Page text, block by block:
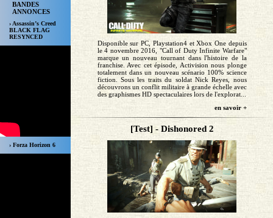
BANDES
ANNONCES
› Assassin’s Creed
BLACK FLAG
RESYNCED
› Forza Horizon 6
Disponible sur PC, Playstation4 et Xbox One depuis
le 4 novembre 2016, "Call of Duty Infinite Warfare"
marque un nouveau tournant dans l'histoire de la
franchise. Avec cet épisode, Activision nous plonge
totalement dans un nouveau scénario 100% science
fiction. Sous les traits du soldat Nick Reyes, nous
découvrons un conflit militaire à grande échelle avec
des graphismes HD spectaculaires lors de l'explorat...
en savoir +
[Test] - Dishonored 2